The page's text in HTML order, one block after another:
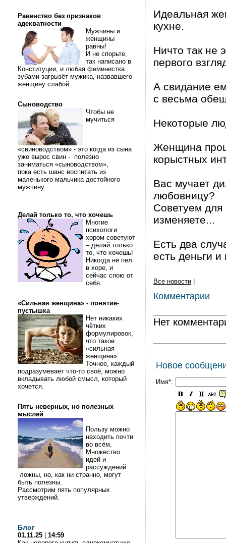
Равенство без признаков
адекватности
Мужчины и
женщины
равны!
И не спорьте,
так написано в
Конституции, и любая феминистка
зубами загрызёт мужика, назвавшего
женщину слабой.
Сыноводство
Чтобы не
мучиться
«свиноводством» - это когда из сына
уже вырос свин - полезно
заниматься «сыноводством»,
пока есть шанс воспитать из
маленького мальчика достойного
мужчину.
Делай только то, что хочешь
Многие
психологи
хором советуют
– делай только
то, что хочешь!
Никогда не пел
в хоре, и
сейчас спою от
себя.
«Сильная женщина» - понятие-
пустышка
Нет никаких
чётких
формулировок,
что такое
«сильная
женщина».
Точнее, каждый
подразумевает что-то своё, можно
вкладывать любой смысл, который
хочется.
Пять неверных, но полезных
мыслей
Пользу можно
находить почти
во всём.
Множество
идей и
рассуждений
ложны, но, как ни странно, могут
быть полезны.
Рассмотрим пять популярных
утверждений.
Блог
01.11.25
14:59
Идеальная
кухне.
Ничто так не
первого
А свидание
с весьма
Некоторые
Женщина
корыстных
Вас мучает
любовницу?
Советуем для
изменяете...
Есть два
есть деньги и
Все новости
Комментарии
Нет
Новое
Имя*: